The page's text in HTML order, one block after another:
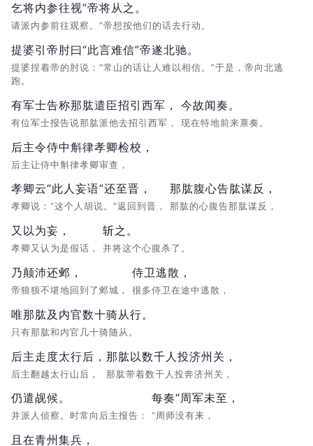
乞将内参往视”帝将从之。
请派内参前往观察。”帝想按他们的话去行动。
提婆引帝肘曰“此言难信”帝遂北驰。
提婆捏着帝的肘说：“常山的话让人难以相信。”于是，帝向北逃
跑。
有军士告称那肱遣臣招引西军，
有位军士报告说那肱派他去招引西军，
今故闻奏。
现在特地前来禀奏。
后主令侍中斛律孝卿检校，
后主让侍中斛律孝卿审查，
孝卿云“此人妄语”还至晋，
孝卿说：“这个人胡说。”返回到晋，
那肱腹心告肱谋反，
那肱的心腹告那肱谋反，
又以为妄，
孝卿又认为是假话，
斩之。
并将这个心腹杀了。
乃颠沛还邺，
帝狼狈不堪地回到了邺城，
侍卫逃散，
很多侍卫在途中逃散，
唯那肱及内官数十骑从行。
只有那肱和内官几十骑随从。
后主走度太行后，
后主翻越太行山后，
那肱以数千人投济州关，
那肱带着数千人投奔济州关，
仍遣觇候。
并派人侦察。时常向后主报告：
每奏“周军未至，
“周师没有来，
且在青州集兵，